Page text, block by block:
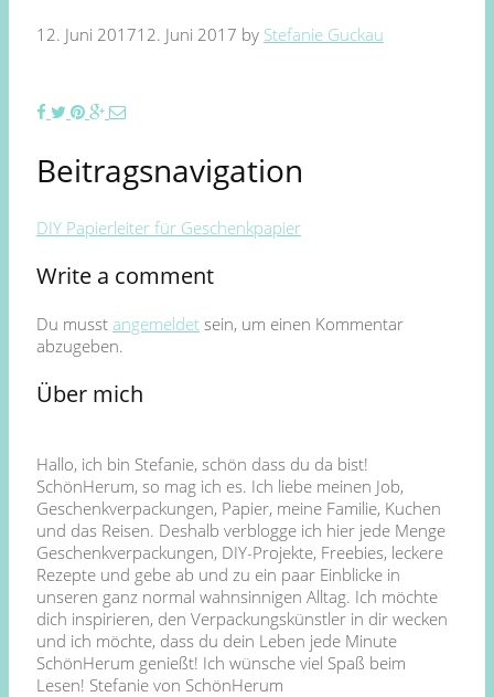
12. Juni 201712. Juni 2017 by Stefanie Guckau
Beitragsnavigation
DIY Papierleiter für Geschenkpapier
Write a comment
Du musst angemeldet sein, um einen Kommentar
abzugeben.
Über mich
Hallo, ich bin Stefanie, schön dass du da bist!
SchönHerum, so mag ich es. Ich liebe meinen Job,
Geschenkverpackungen, Papier, meine Familie, Kuchen
und das Reisen. Deshalb verblogge ich hier jede Menge
Geschenkverpackungen, DIY-Projekte, Freebies, leckere
Rezepte und gebe ab und zu ein paar Einblicke in
unseren ganz normal wahnsinnigen Alltag. Ich möchte
dich inspirieren, den Verpackungskünstler in dir wecken
und ich möchte, dass du dein Leben jede Minute
SchönHerum genießt! Ich wünsche viel Spaß beim
Lesen! Stefanie von SchönHerum